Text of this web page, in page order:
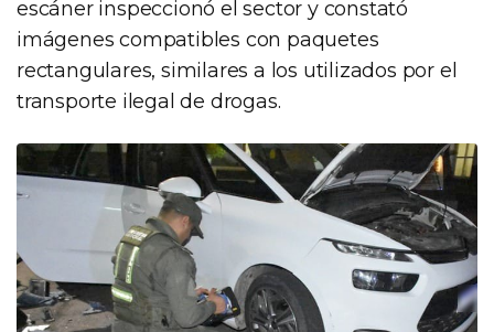
escáner inspeccionó el sector y constató
imágenes compatibles con paquetes
rectangulares, similares a los utilizados por el
transporte ilegal de drogas.